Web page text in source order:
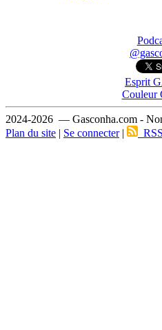
Esprit
Couleur
2024-2026 — Gasconha.com -
Plan du site | Se connecter|